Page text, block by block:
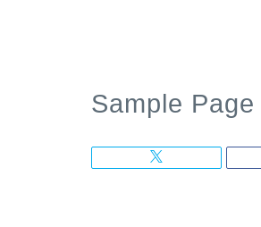
Sample Page